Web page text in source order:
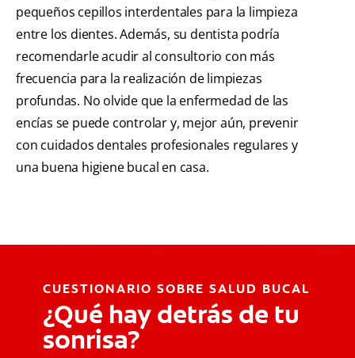
pequeños cepillos interdentales para la limpieza
entre los dientes. Además, su dentista podría
recomendarle acudir al consultorio con más
frecuencia para la realización de limpiezas
profundas. No olvide que la enfermedad de las
encías se puede controlar y, mejor aún, prevenir
con cuidados dentales profesionales regulares y
una buena higiene bucal en casa.
CUESTIONARIO SOBRE SALUD BUCAL
¿Qué hay detrás de tu
sonrisa?